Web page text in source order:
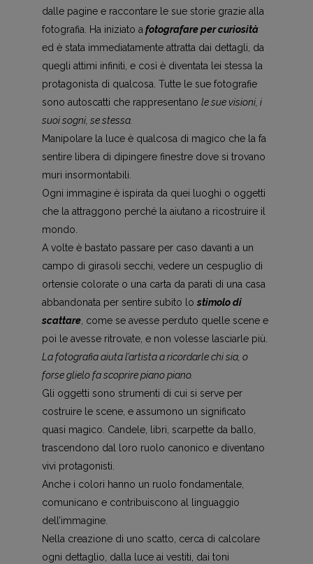
dalle pagine e raccontare le sue storie grazie alla
fotografia. Ha iniziato afotografare per curiosità
ed è stata immediatamente attratta dai dettagli, da
quegli attimi infiniti, e così è diventata lei stessa la
protagonista di qualcosa. Tutte le sue fotografie
sono autoscatti che rappresentano le sue visioni, i
suoi sogni, se stessa.
Manipolare la luce è qualcosa di magico che la fa
sentire libera di dipingere finestre dove si trovano
muri insormontabili.
Ogni immagine è ispirata da quei luoghi o oggetti
che la attraggono perché la aiutano a ricostruire il
mondo.
A volte è bastato passare per caso davanti a un
campo di girasoli secchi, vedere un cespuglio di
ortensie colorate o una carta da parati di una casa
abbandonata per sentire subito lo stimolo di
scattare, come se avesse perduto quelle scene e
poi le avesse ritrovate, e non volesse lasciarle più.
La fotografia aiuta l’artista a ricordarle chi sia, o
forse glielo fa scoprire piano piano.
Gli oggetti sono strumenti di cui si serve per
costruire le scene, e assumono un significato
quasi magico. Candele, libri, scarpette da ballo,
trascendono dal loro ruolo canonico e diventano
vivi protagonisti.
Anche i colori hanno un ruolo fondamentale,
comunicano e contribuiscono al linguaggio
dell’immagine.
Nella creazione di uno scatto, cerca di calcolare
ogni dettaglio, dalla luce ai vestiti, dai toni